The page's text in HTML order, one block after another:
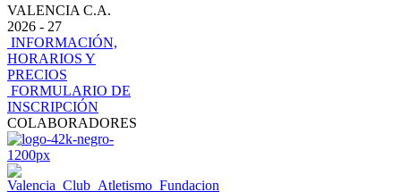
VALENCIA C.A.
2026 - 27
INFORMACIÓN,
HORARIOS Y
PRECIOS
FORMULARIO DE
INSCRIPCIÓN
COLABORADORES